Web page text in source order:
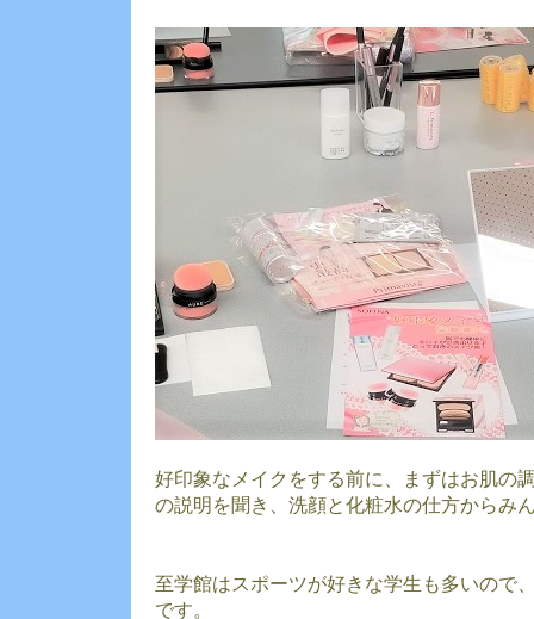
好印象なメイクをする前に、まずはお肌の
の説明を聞き、洗顔と化粧水の仕方からみ
至学館はスポーツが好きな学生も多いので
です。